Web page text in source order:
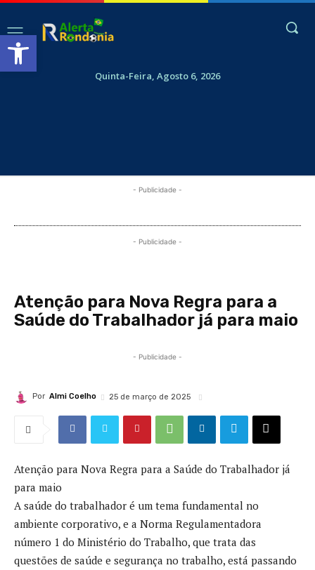
Abrir a barra de ferramentas
Quinta-Feira, Agosto 6, 2026
- Publicidade -
- Publicidade -
Atenção para Nova Regra para a
Saúde do Trabalhador já para maio
- Publicidade -
Por Almi Coelho 25 de março de 2025
Atenção para Nova Regra para a Saúde do Trabalhador já
para maio
A saúde do trabalhador é um tema fundamental no
ambiente corporativo, e a Norma Regulamentadora
número 1 do Ministério do Trabalho, que trata das
questões de saúde e segurança no trabalho, está passando